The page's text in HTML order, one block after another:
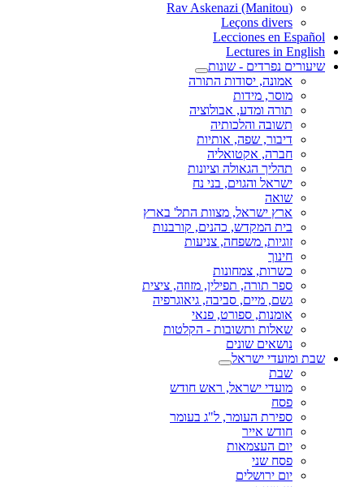
(Rav Askenazi (Manitou
Leçons divers
Lecciones en Español
Lectures in English
שיעורים נפרדים - שונות
אמונה, יסודות התורה
מוסר, מידות
תורה ומדע, אבולוציה
תשובה והלכותיה
דיבור, שפה, אותיות
חברה, אקטואליה
תהליך הגאולה וציונות
ישראל והגוים, בני נח
שואה
ארץ ישראל, מצוות התל' בארץ
בית המקדש, כהנים, קורבנות
זוגיות, משפחה, צניעות
חינוך
כשרות, צמחונות
ספר תורה, תפילין, מזוזה, ציצית
גשם, מיים, סביבה, גיאוגרפיה
אומנות, ספורט, פנאי
שאלות ותשובות - הקלטות
נושאים שונים
שבת ומועדי ישראל
שבת
מועדי ישראל, ראש חודש
פסח
ספירת העומר, ל"ג בעומר
חודש אייר
יום העצמאות
פסח שני
יום ירושלים